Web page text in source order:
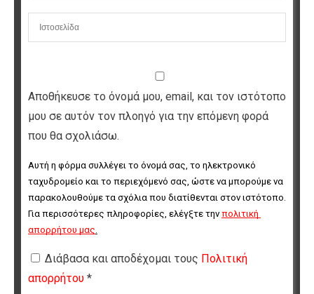
Αποθήκευσε το όνομά μου, email, και τον ιστότοπο
μου σε αυτόν τον πλοηγό για την επόμενη φορά
που θα σχολιάσω.
Αυτή η φόρμα συλλέγει το όνομά σας, το ηλεκτρονικό
ταχυδρομείο και το περιεχόμενό σας, ώστε να μπορούμε να
παρακολουθούμε τα σχόλια που διατίθενται στον ιστότοπο.
Για περισσότερες πληροφορίες, ελέγξτε την πολιτική
απορρήτου μας.
Διάβασα και αποδέχομαι τους Πολιτική
απορρήτου *